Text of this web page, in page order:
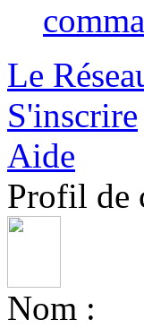
Le
S'inscrire
Aide
Profil de
Nom :